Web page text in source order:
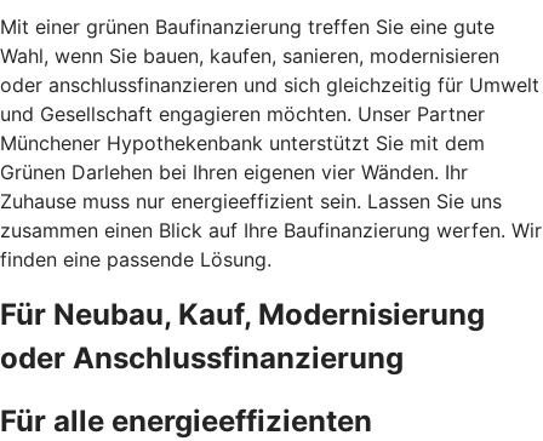
Mit einer grünen Baufinanzierung treffen Sie eine gute
Wahl, wenn Sie bauen, kaufen, sanieren, modernisieren
oder anschlussfinanzieren und sich gleichzeitig für Umwelt
und Gesellschaft engagieren möchten. Unser Partner
Münchener Hypothekenbank unterstützt Sie mit dem
Grünen Darlehen bei Ihren eigenen vier Wänden. Ihr
Zuhause muss nur energieeffizient sein. Lassen Sie uns
zusammen einen Blick auf Ihre Baufinanzierung werfen. Wir
finden eine passende Lösung.
Für Neubau, Kauf, Modernisierung
oder Anschlussfinanzierung
Für alle energieeffizienten